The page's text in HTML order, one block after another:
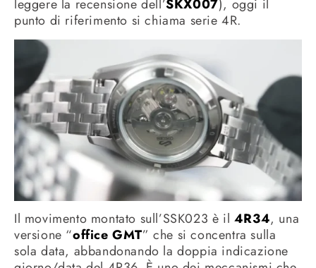
leggere la recensione dell’SKX007), oggi il
punto di riferimento si chiama serie 4R.
Il movimento montato sull’SSK023 è il 4R34, una
versione “office GMT” che si concentra sulla
sola data, abbandonando la doppia indicazione